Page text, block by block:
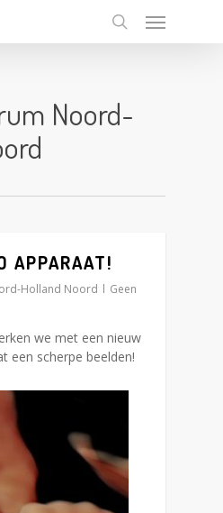
search
Menu
Noord-
APPARAAT!
Holland Noord
Geen
we met een nieuw
een scherpe beelden!